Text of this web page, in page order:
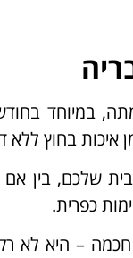
במיוחד
בחוץ
שלכם, בין
כפרית.
– היא לא